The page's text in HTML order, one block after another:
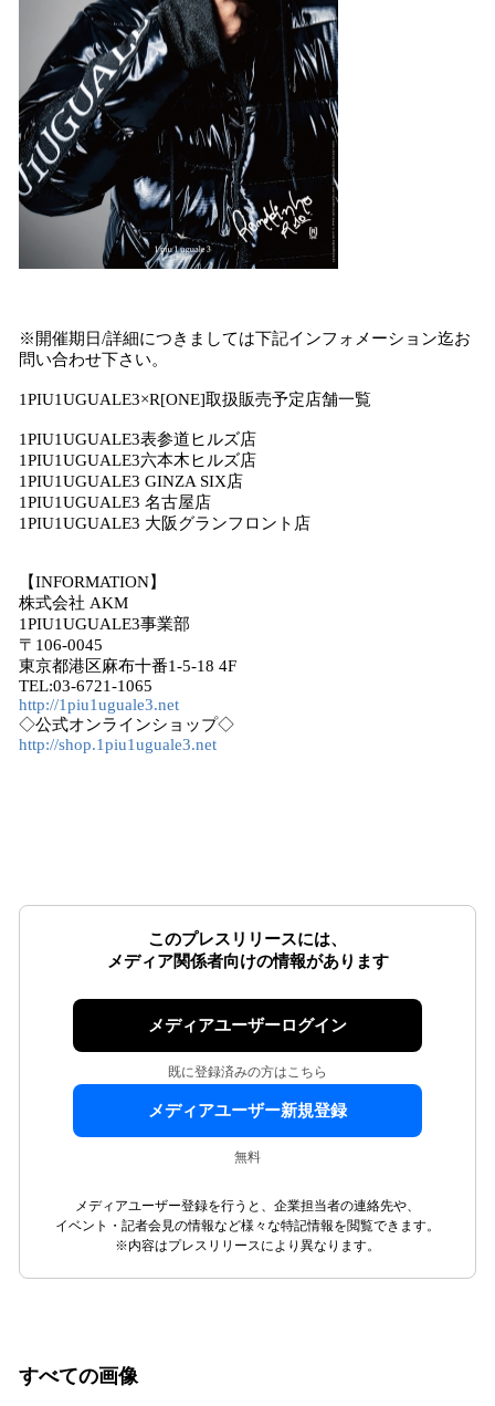
※開催期日/詳細につきましては下記インフォメーション迄お
問い合わせ下さい。
1PIU1UGUALE3×R[ONE]取扱販売予定店舗一覧
1PIU1UGUALE3表参道ヒルズ店
1PIU1UGUALE3六本木ヒルズ店
1PIU1UGUALE3 GINZA SIX店
1PIU1UGUALE3 名古屋店
1PIU1UGUALE3 大阪グランフロント店
【INFORMATION】
株式会社 AKM
1PIU1UGUALE3事業部
〒106-0045
東京都港区麻布十番1-5-18 4F
TEL:03-6721-1065
http://1piu1uguale3.net
​◇公式オンラインショップ◇
http://shop.1piu1uguale3.net
このプレスリリースには、
メディア関係者向けの情報があります
メディアユーザーログイン
既に登録済みの方はこちら
メディアユーザー新規登録
無料
メディアユーザー登録を行うと、企業担当者の連絡先や、
イベント・記者会見の情報など様々な特記情報を閲覧できます。
※内容はプレスリリースにより異なります。
すべての画像